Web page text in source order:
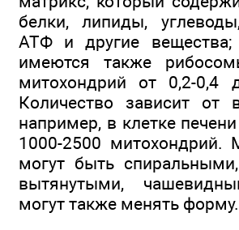
белки, липиды,
АТФ и другие вещества;
имеются также
митохондрий от 0,2-
Количество зависит от
например, в клетке
1000-2500 митохондрий.
могут быть
вытянутыми,
могут также менять форму.